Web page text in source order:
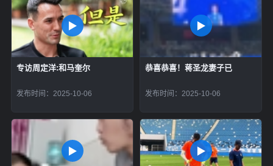
专访周定洋:和马奎尔
发布时间：2025-10-06
恭喜恭喜！蒋圣龙妻子已
发布时间：2025-10-06